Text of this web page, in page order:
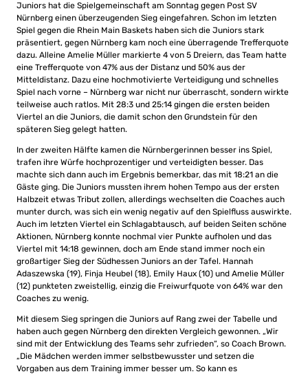
Juniors hat die Spielgemeinschaft am Sonntag gegen Post SV
Nürnberg einen überzeugenden Sieg eingefahren. Schon im letzten
Spiel gegen die Rhein Main Baskets haben sich die Juniors stark
präsentiert, gegen Nürnberg kam noch eine überragende Trefferquote
dazu. Alleine Amelie Müller markierte 4 von 5 Dreiern, das Team hatte
eine Trefferquote von 47% aus der Distanz und 50% aus der
Mitteldistanz. Dazu eine hochmotivierte Verteidigung und schnelles
Spiel nach vorne – Nürnberg war nicht nur überrascht, sondern wirkte
teilweise auch ratlos. Mit 28:3 und 25:14 gingen die ersten beiden
Viertel an die Juniors, die damit schon den Grundstein für den
späteren Sieg gelegt hatten.
In der zweiten Hälfte kamen die Nürnbergerinnen besser ins Spiel,
trafen ihre Würfe hochprozentiger und verteidigten besser. Das
machte sich dann auch im Ergebnis bemerkbar, das mit 18:21 an die
Gäste ging. Die Juniors mussten ihrem hohen Tempo aus der ersten
Halbzeit etwas Tribut zollen, allerdings wechselten die Coaches auch
munter durch, was sich ein wenig negativ auf den Spielfluss auswirkte.
Auch im letzten Viertel ein Schlagabtausch, auf beiden Seiten schöne
Aktionen, Nürnberg konnte nochmal vier Punkte aufholen und das
Viertel mit 14:18 gewinnen, doch am Ende stand immer noch ein
großartiger Sieg der Südhessen Juniors an der Tafel. Hannah
Adaszewska (19), Finja Heubel (18), Emily Haux (10) und Amelie Müller
(12) punkteten zweistellig, einzig die Freiwurfquote von 64% war den
Coaches zu wenig.
Mit diesem Sieg springen die Juniors auf Rang zwei der Tabelle und
haben auch gegen Nürnberg den direkten Vergleich gewonnen. „Wir
sind mit der Entwicklung des Teams sehr zufrieden“, so Coach Brown.
„Die Mädchen werden immer selbstbewusster und setzen die
Vorgaben aus dem Training immer besser um. So kann es